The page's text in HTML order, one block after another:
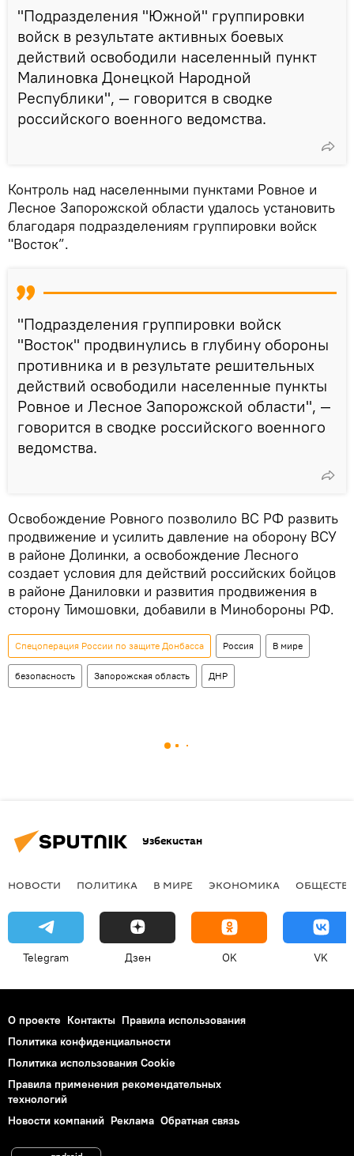
"Подразделения "Южной" группировки
войск в результате активных боевых
действий освободили населенный пункт
Малиновка Донецкой Народной
Республики", — говорится в сводке
российского военного ведомства.
Контроль над населенными пунктами Ровное и
Лесное Запорожской области удалось установить
благодаря подразделениям группировки войск
"Восток”.
"Подразделения группировки войск
"Восток" продвинулись в глубину обороны
противника и в результате решительных
действий освободили населенные пункты
Ровное и Лесное Запорожской области", —
говорится в сводке российского военного
ведомства.
Освобождение Ровного позволило ВС РФ развить
продвижение и усилить давление на оборону ВСУ
в районе Долинки, а освобождение Лесного
создает условия для действий российских бойцов
в районе Даниловки и развития продвижения в
сторону Тимошовки, добавили в Минобороны РФ.
Спецоперация России по защите Донбасса Россия В мире
безопасность Запорожская область ДНР
Узбекистан
НОВОСТИ ПОЛИТИКА В МИРЕ ЭКОНОМИКА
Telegram Дзен OK VK
О проекте Контакты Правила использования
Политика конфиденциальности
Политика использования Cookie
Правила применения рекомендательных
технологий
Новости компаний Реклама Обратная связь